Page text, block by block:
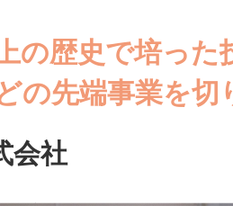
の歴史で培った
の先端事業を切
会社